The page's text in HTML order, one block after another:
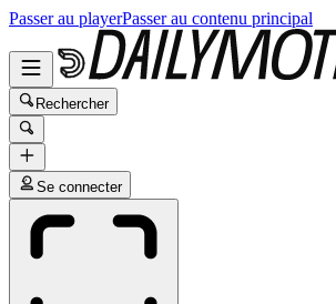
Passer au playerPasser au contenu principal
Rechercher
Se connecter